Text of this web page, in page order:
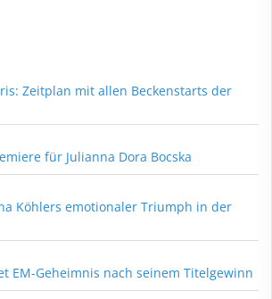
Zeitplan mit allen Beckenstarts der
für Julianna Dora Bocska
Köhlers emotionaler Triumph in der
EM-Geheimnis nach seinem Titelgewinn